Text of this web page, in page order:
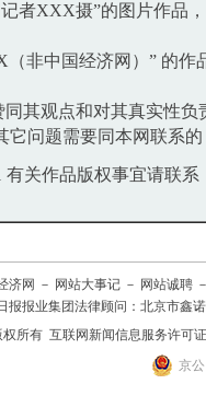
者XXX摄”的图片作品
非中国经济网）” 的作
其观点和对其真实性负
它问题需要同本网联系
关作品版权事宜请联系
济网 － 网站大事记 － 网站诚聘
报报业集团法律顾问： 北京市鑫
所有 互联网新闻信息服务许可证
京公